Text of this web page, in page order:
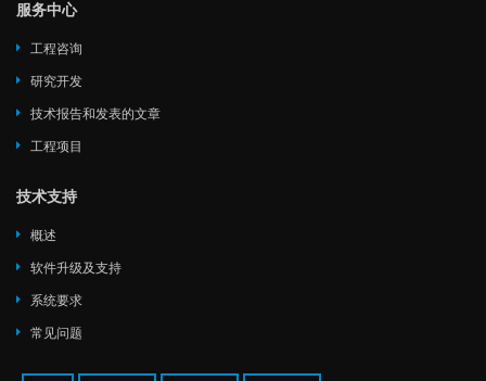
服务中心
工程咨询
研究开发
技术报告和发表的文章
工程项目
技术支持
概述
软件升级及支持
系统要求
常见问题